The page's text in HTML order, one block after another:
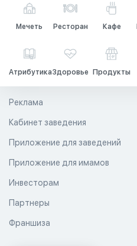
Мечеть Ресторан Кафе
АтрибутикаЗдоровье Продукты
Реклама
Кабинет заведения
Приложение для заведений
Приложение для имамов
Инвесторам
Партнеры
Франшиза